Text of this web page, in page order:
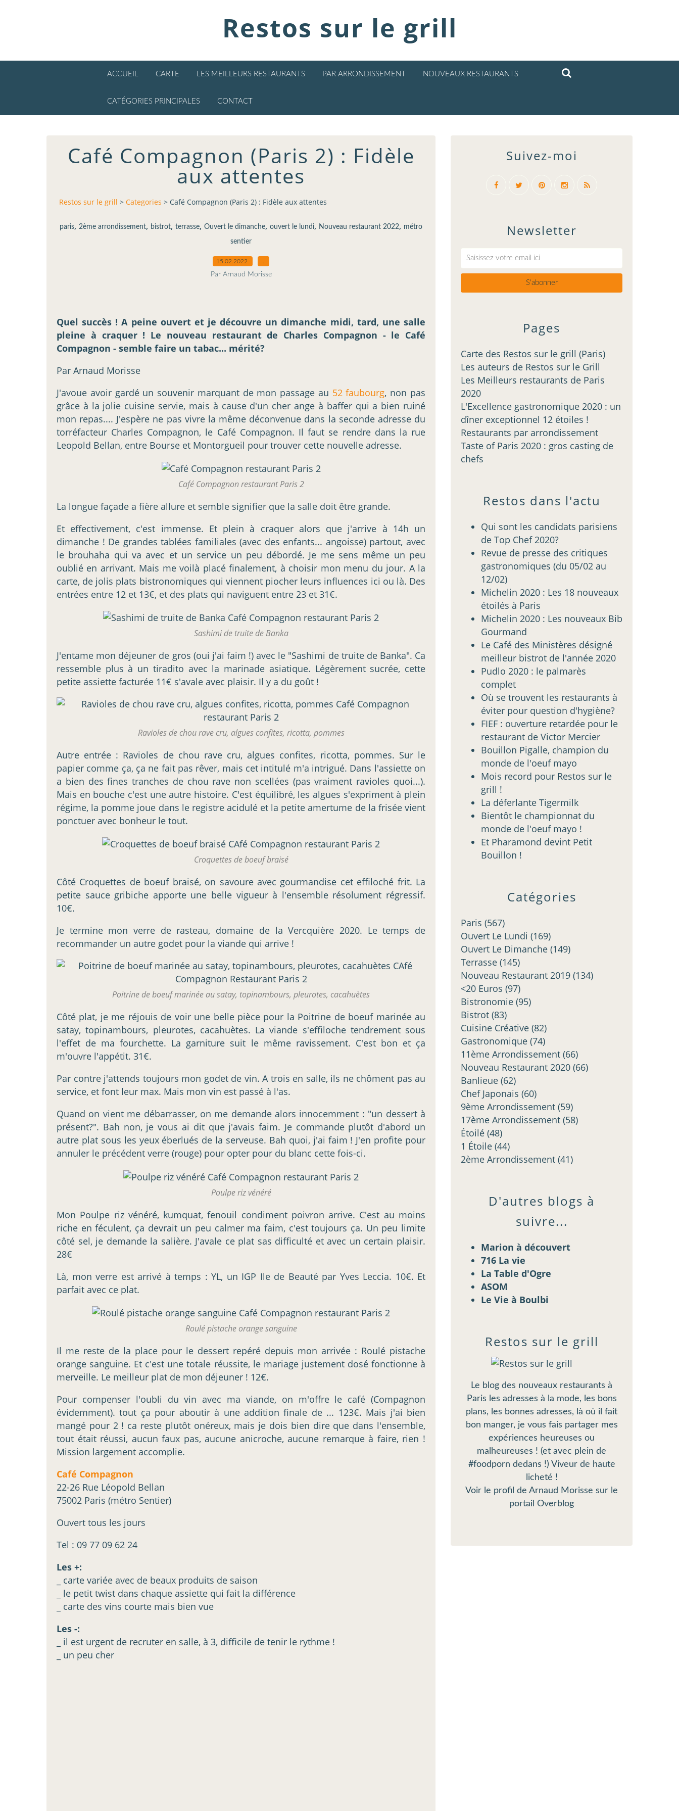
Restos sur le grill
ACCUEIL CARTE LES MEILLEURS RESTAURANTS PAR ARRONDISSEMENT NOUVEAUX RESTAURANTS
CATÉGORIES PRINCIPALES CONTACT
Café Compagnon (Paris 2) : Fidèle
aux attentes
Restos sur le grill > Categories > Café Compagnon (Paris 2) : Fidèle aux attentes
paris, 2ème arrondissement, bistrot, terrasse, Ouvert le dimanche, ouvert le lundi, Nouveau restaurant 2022, métro
sentier
15.02.2022
Par Arnaud Morisse
Quel succès ! A peine ouvert et je découvre un dimanche midi, tard, une salle
pleine à craquer ! Le nouveau restaurant de Charles Compagnon - le Café
Compagnon - semble faire un tabac... mérité?
Par Arnaud Morisse
J'avoue avoir gardé un souvenir marquant de mon passage au 52 faubourg, non pas
grâce à la jolie cuisine servie, mais à cause d'un cher ange à baffer qui a bien ruiné
mon repas.... J'espère ne pas vivre la même déconvenue dans la seconde adresse du
torréfacteur Charles Compagnon, le Café Compagnon. Il faut se rendre dans la rue
Leopold Bellan, entre Bourse et Montorgueil pour trouver cette nouvelle adresse.
Café Compagnon restaurant Paris 2
La longue façade a fière allure et semble signifier que la salle doit être grande.
Et effectivement, c'est immense. Et plein à craquer alors que j'arrive à 14h un
dimanche ! De grandes tablées familiales (avec des enfants... angoisse) partout, avec
le brouhaha qui va avec et un service un peu débordé. Je me sens même un peu
oublié en arrivant. Mais me voilà placé finalement, à choisir mon menu du jour. A la
carte, de jolis plats bistronomiques qui viennent piocher leurs influences ici ou là. Des
entrées entre 12 et 13€, et des plats qui naviguent entre 23 et 31€.
Sashimi de truite de Banka
J'entame mon déjeuner de gros (oui j'ai faim !) avec le "Sashimi de truite de Banka". Ca
ressemble plus à un tiradito avec la marinade asiatique. Légèrement sucrée, cette
petite assiette facturée 11€ s'avale avec plaisir. Il y a du goût !
Ravioles de chou rave cru, algues confites, ricotta, pommes
Autre entrée : Ravioles de chou rave cru, algues confites, ricotta, pommes. Sur le
papier comme ça, ça ne fait pas rêver, mais cet intitulé m'a intrigué. Dans l'assiette on
a bien des fines tranches de chou rave non scellées (pas vraiment ravioles quoi...).
Mais en bouche c'est une autre histoire. C'est équilibré, les algues s'expriment à plein
régime, la pomme joue dans le registre acidulé et la petite amertume de la frisée vient
ponctuer avec bonheur le tout.
Croquettes de boeuf braisé
Côté Croquettes de boeuf braisé, on savoure avec gourmandise cet effiloché frit. La
petite sauce gribiche apporte une belle vigueur à l'ensemble résolument régressif.
10€.
Je termine mon verre de rasteau, domaine de la Vercquière 2020. Le temps de
recommander un autre godet pour la viande qui arrive !
Poitrine de boeuf marinée au satay, topinambours, pleurotes, cacahuètes
Côté plat, je me réjouis de voir une belle pièce pour la Poitrine de boeuf marinée au
satay, topinambours, pleurotes, cacahuètes. La viande s'effiloche tendrement sous
l'effet de ma fourchette. La garniture suit le même ravissement. C'est bon et ça
m'ouvre l'appétit. 31€.
Par contre j'attends toujours mon godet de vin. A trois en salle, ils ne chôment pas au
service, et font leur max. Mais mon vin est passé à l'as.
Quand on vient me débarrasser, on me demande alors innocemment : "un dessert à
présent?". Bah non, je vous ai dit que j'avais faim. Je commande plutôt d'abord un
autre plat sous les yeux éberlués de la serveuse. Bah quoi, j'ai faim ! J'en profite pour
annuler le précédent verre (rouge) pour opter pour du blanc cette fois-ci.
Poulpe riz vénéré
Mon Poulpe riz vénéré, kumquat, fenouil condiment poivron arrive. C'est au moins
riche en féculent, ça devrait un peu calmer ma faim, c'est toujours ça. Un peu limite
côté sel, je demande la salière. J'avale ce plat sas difficulté et avec un certain plaisir.
28€
Là, mon verre est arrivé à temps : YL, un IGP Ile de Beauté par Yves Leccia. 10€. Et
parfait avec ce plat.
Roulé pistache orange sanguine
Il me reste de la place pour le dessert repéré depuis mon arrivée : Roulé pistache
orange sanguine. Et c'est une totale réussite, le mariage justement dosé fonctionne à
merveille. Le meilleur plat de mon déjeuner ! 12€.
Pour compenser l'oubli du vin avec ma viande, on m'offre le café (Compagnon
évidemment). tout ça pour aboutir à une addition finale de ... 123€. Mais j'ai bien
mangé pour 2 ! ca reste plutôt onéreux, mais je dois bien dire que dans l'ensemble,
tout était réussi, aucun faux pas, aucune anicroche, aucune remarque à faire, rien !
Mission largement accomplie.
Café Compagnon
22-26 Rue Léopold Bellan
75002 Paris (métro Sentier)
Ouvert tous les jours
Tel : 09 77 09 62 24
Les +:
_ carte variée avec de beaux produits de saison
_ le petit twist dans chaque assiette qui fait la différence
_ carte des vins courte mais bien vue
Les -:
_ il est urgent de recruter en salle, à 3, difficile de tenir le rythme !
_ un peu cher
Newsletter
Catégories
Paris (567)
Ouvert Le Lundi (169)
Ouvert Le Dimanche (149)
Terrasse (145)
Nouveau Restaurant 2019 (134)
<20 Euros (97)
Bistronomie (95)
Bistrot (83)
Cuisine Créative (82)
Gastronomique (74)
11ème Arrondissement (66)
Nouveau Restaurant 2020 (66)
Banlieue (62)
Chef Japonais (60)
9ème Arrondissement (59)
17ème Arrondissement (58)
Étoilé (48)
1 Étoile (44)
2ème Arrondissement (41)
Pages
Carte des Restos sur le grill (Paris)
Les auteurs de Restos sur le Grill
Les Meilleurs restaurants de Paris
2020
L'Excellence gastronomique 2020 : un
dîner exceptionnel 12 étoiles !
Restaurants par arrondissement
Taste of Paris 2020 : gros casting de
chefs
Restos sur le grill
Le blog des nouveaux restaurants à
Paris les adresses à la mode, les bons
plans, les bonnes adresses, là où il fait
bon manger, je vous fais partager mes
expériences heureuses ou
malheureuses ! (et avec plein de
#foodporn dedans !) Viveur de haute
licheté !
Voir le profil de Arnaud Morisse sur le
portail Overblog
Suivez-moi
D'autres blogs à
suivre...
Marion à découvert
716 La vie
La Table d'Ogre
ASOM
Le Vie à Boulbi
Restos dans l'actu
Qui sont les candidats parisiens
de Top Chef 2020?
Revue de presse des critiques
gastronomiques (du 05/02 au
12/02)
Michelin 2020 : Les 18 nouveaux
étoilés à Paris
Michelin 2020 : Les nouveaux Bib
Gourmand
Le Café des Ministères désigné
meilleur bistrot de l'année 2020
Pudlo 2020 : le palmarès
complet
Où se trouvent les restaurants à
éviter pour question d'hygiène?
FIEF : ouverture retardée pour le
restaurant de Victor Mercier
Bouillon Pigalle, champion du
monde de l'oeuf mayo
Mois record pour Restos sur le
grill !
La déferlante Tigermilk
Bientôt le championnat du
monde de l'oeuf mayo !
Et Pharamond devint Petit
Bouillon !